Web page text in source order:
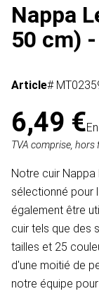
Nappa
50 cm)
Article#
6,49 €
TVA comprise, hors
Notre cuir
sélectionné pour
également être
cuir tels que des
tailles et 25
d'une moitié de
notre équipe